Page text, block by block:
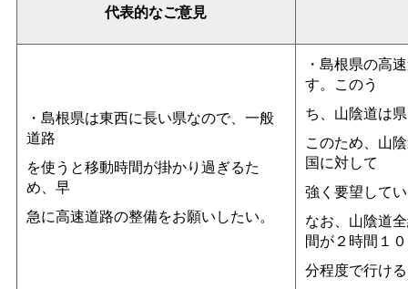
代表的なご意見
・島根県は東西に長い県なので、一般
道路
を使うと移動時間が掛かり過ぎるた
め、早
急に高速道路の整備をお願いしたい。
・島根県の高
す。このう
ち、山陰道は
このため、山
国に対して
強く要望して
なお、山陰道
間が２時間１０
分程度で行け